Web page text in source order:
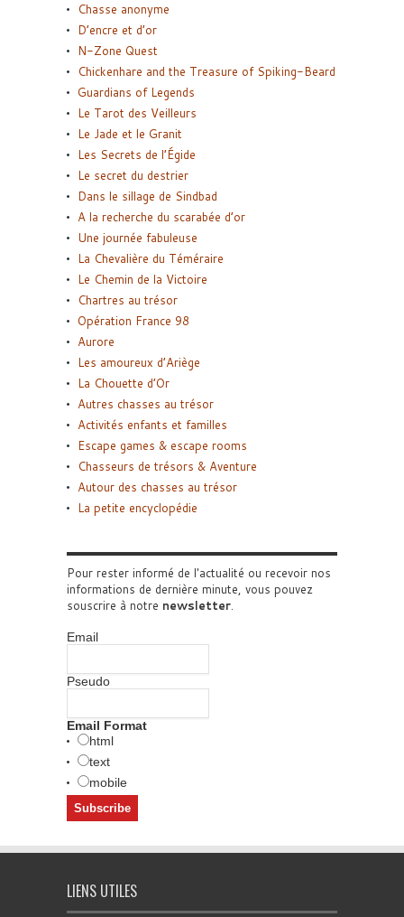
Chasse anonyme
D’encre et d’or
N-Zone Quest
Chickenhare and the Treasure of Spiking-Beard
Guardians of Legends
Le Tarot des Veilleurs
Le Jade et le Granit
Les Secrets de l’Égide
Le secret du destrier
Dans le sillage de Sindbad
A la recherche du scarabée d’or
Une journée fabuleuse
La Chevalière du Téméraire
Le Chemin de la Victoire
Chartres au trésor
Opération France 98
Aurore
Les amoureux d’Ariège
La Chouette d’Or
Autres chasses au trésor
Activités enfants et familles
Escape games & escape rooms
Chasseurs de trésors & Aventure
Autour des chasses au trésor
La petite encyclopédie
Pour rester informé de l'actualité ou recevoir nos
informations de dernière minute, vous pouvez
souscrire à notre newsletter.
Email
Pseudo
Email Format
html
text
mobile
LIENS UTILES